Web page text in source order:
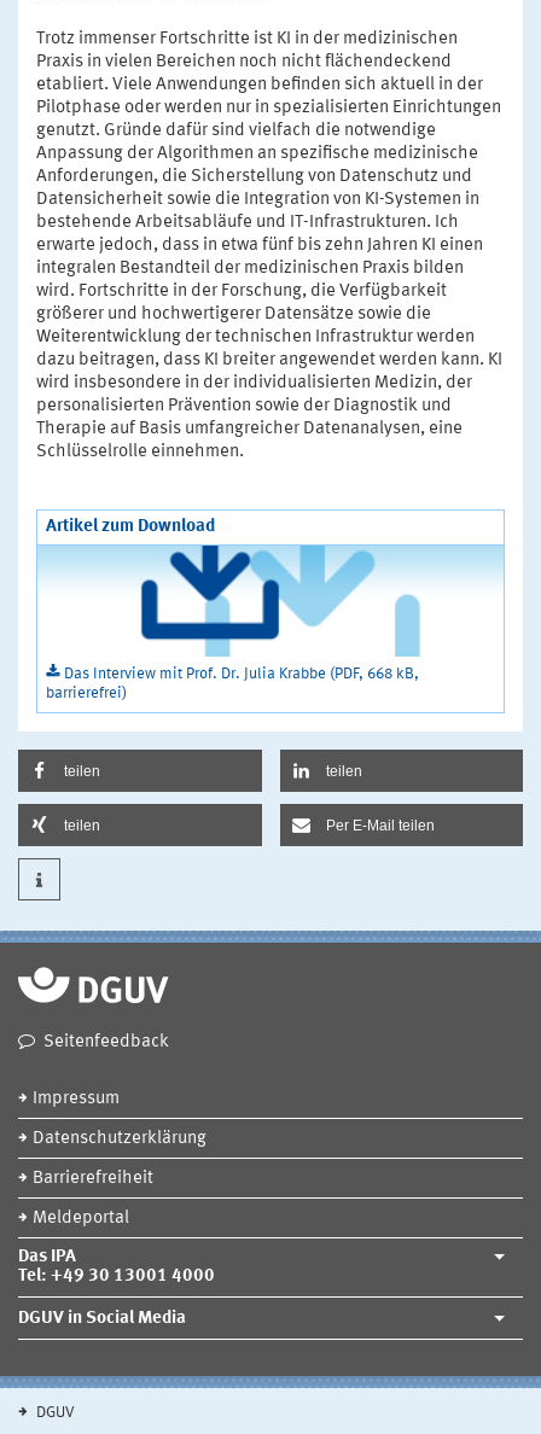
Trotz immenser Fortschritte ist KI in der medizinischen
Praxis in vielen Bereichen noch nicht flächendeckend
etabliert. Viele Anwendungen befinden sich aktuell in der
Pilotphase oder werden nur in spezialisierten Einrichtungen
genutzt. Gründe dafür sind vielfach die notwendige
Anpassung der Algorithmen an spezifische medizinische
Anforderungen, die Sicherstellung von Datenschutz und
Datensicherheit sowie die Integration von KI-Systemen in
bestehende Arbeitsabläufe und IT-Infrastrukturen. Ich
erwarte jedoch, dass in etwa fünf bis zehn Jahren KI einen
integralen Bestandteil der medizinischen Praxis bilden
wird. Fortschritte in der Forschung, die Verfügbarkeit
größerer und hochwertigerer Datensätze sowie die
Weiterentwicklung der technischen Infrastruktur werden
dazu beitragen, dass KI breiter angewendet werden kann. KI
wird insbesondere in der individualisierten Medizin, der
personalisierten Prävention sowie der Diagnostik und
Therapie auf Basis umfangreicher Datenanalysen, eine
Schlüsselrolle einnehmen.
Artikel zum Download
Das Interview mit Prof. Dr. Julia Krabbe (PDF, 668 kB,
barrierefrei)
teilen teilen
teilen Per E-Mail teilen
Seitenfeedback
Impressum
Datenschutzerklärung
Barrierefreiheit
Meldeportal
Das IPA
Tel: +49 30 13001 4000
DGUV in Social Media
DGUV